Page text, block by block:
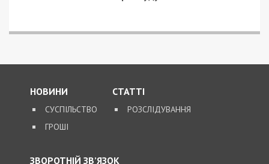
26/10/2024 - 21:21
Керівників медзакладу
правопорушення,
Коронавирус в